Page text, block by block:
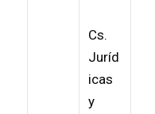
Cs.
Juríd
icas
y